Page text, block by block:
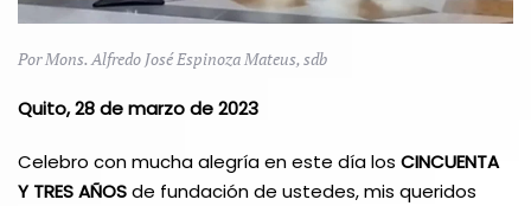
Por Mons. Alfredo José Espinoza Mateus, sdb
Quito, 28 de marzo de 2023
Celebro con mucha alegría en este día los CINCUENTA
Y TRES AÑOSde fundación de ustedes, mis queridos